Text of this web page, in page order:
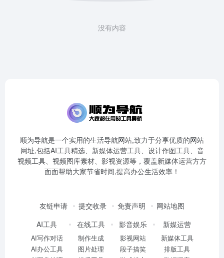
没有内容
顺为导航是一个实用的生活导航网站,致力于分享优质的网站
网址,包括AI工具精选、新媒体运营工具、设计作图工具、音
视频工具、视频图库素材、影视资源等，覆盖新媒体运营方方
面面帮助大家节省时间,提高办公生活效率！
友链申请 提交收录 免责声明
网站地图
AI工具
AI写作对话
AI办公工具
在线工具
制作生成
图片处理
影音娱乐
影视网站
段子搞笑
新媒运营
新媒体工具
排版工具